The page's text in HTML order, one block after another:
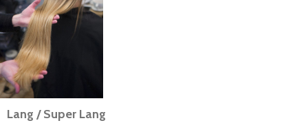
Lang / Super Lang